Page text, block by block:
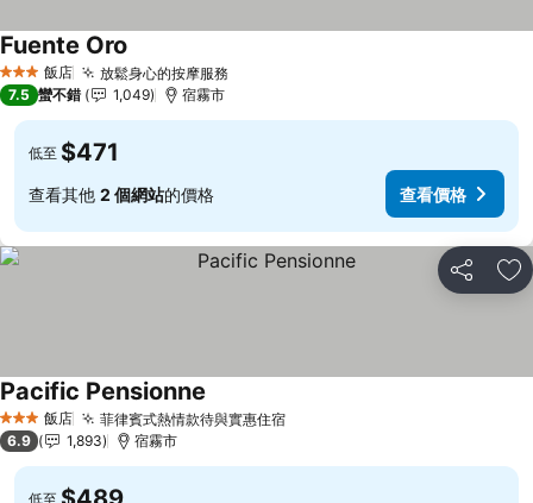
3 星級 飯店 放鬆身心的按摩服務
Fuente Oro
7.5 蠻不錯 1,049 宿霧市
低至 $471
查看其他 2 個網站的價格 查看價格
分享 加
3 星級 飯店 菲律賓式熱情款待與實惠住宿查看價格
Pacific Pensionne
6.9 1,893 宿霧市
低至